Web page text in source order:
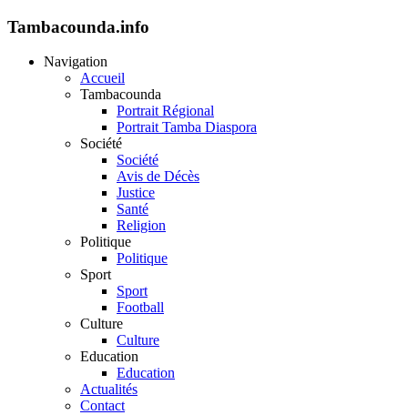
Tambacounda.info
Navigation
Accueil
Tambacounda
Portrait Régional
Portrait Tamba Diaspora
Société
Société
Avis de Décès
Justice
Santé
Religion
Politique
Politique
Sport
Sport
Football
Culture
Culture
Education
Education
Actualités
Contact